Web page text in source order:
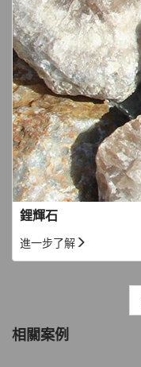
鋰輝石
進一步了解
相關案例